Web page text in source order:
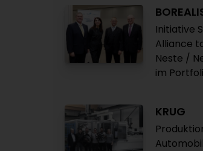
Initiative
Alliance
Neste /
im
KRUG